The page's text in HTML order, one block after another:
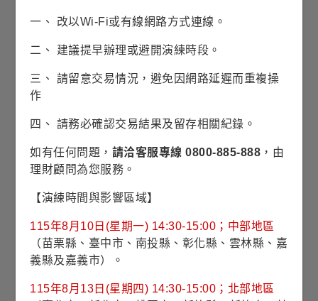
身就是過去幾年推升日股上漲的最重要資金
日股延續上行走勢。
相關訊息
產業趨勢
「NIPPON」結構性優勢助推日股漲升趨勢
產業趨勢
AI大聯盟，日本亦搭乘人工智慧基礎建設順風
每月投資觀點
一、 改以Wi-Fi或有線網路方式連線。
二、 建議提早辦理或避開演練時段。
三、 請留意交易情況，避免因網路延遲而重複操
作
四、 請務必確認交易結果及留存相關紀錄。
如有任何問題， 請洽客服專線 0800-885-888 ，由
理財顧問為您服務。
【演練時間與影響區域】
115年8月10日(星期一) 14:30-15:00；中部地區
（苗栗縣、臺中市、南投縣、彰化縣、雲林縣、嘉
義縣及嘉義市）。
115年8月13日(星期四) 14:30-15:00；北部地區